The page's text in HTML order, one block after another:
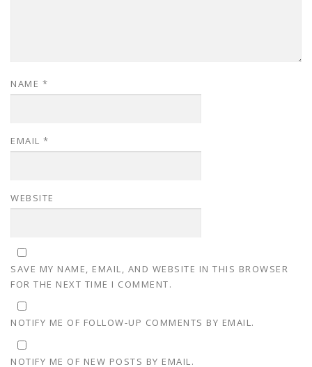
NAME *
EMAIL *
WEBSITE
SAVE MY NAME, EMAIL, AND WEBSITE IN THIS BROWSER
FOR THE NEXT TIME I COMMENT.
NOTIFY ME OF FOLLOW-UP COMMENTS BY EMAIL.
NOTIFY ME OF NEW POSTS BY EMAIL.